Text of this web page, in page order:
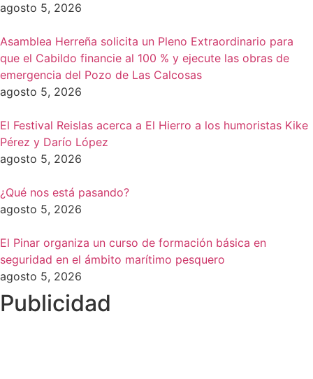
agosto 5, 2026
Asamblea Herreña solicita un Pleno Extraordinario para
que el Cabildo financie al 100 % y ejecute las obras de
emergencia del Pozo de Las Calcosas
agosto 5, 2026
El Festival Reislas acerca a El Hierro a los humoristas Kike
Pérez y Darío López
agosto 5, 2026
¿Qué nos está pasando?
agosto 5, 2026
El Pinar organiza un curso de formación básica en
seguridad en el ámbito marítimo pesquero
agosto 5, 2026
Publicidad